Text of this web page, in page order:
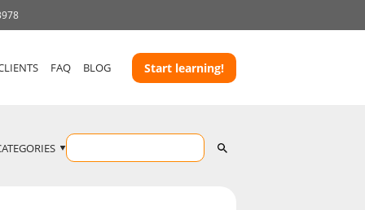
FAQ BLOG Start learning!